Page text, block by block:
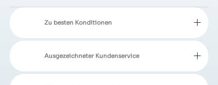
Zu besten Konditionen
Ausgezeichneter Kundenservice